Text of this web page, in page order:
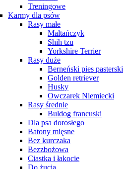
Treningowe
Karmy dla psów
Rasy małe
Maltańczyk
Shih tzu
Yorkshire Terrier
Rasy duże
Berneński pies pasterski
Golden retriever
Husky
Owczarek Niemiecki
Rasy średnie
Buldog francuski
Dla psa dorosłego
Batony mięsne
Bez kurczaka
Bezzbożowa
Ciastka i łakocie